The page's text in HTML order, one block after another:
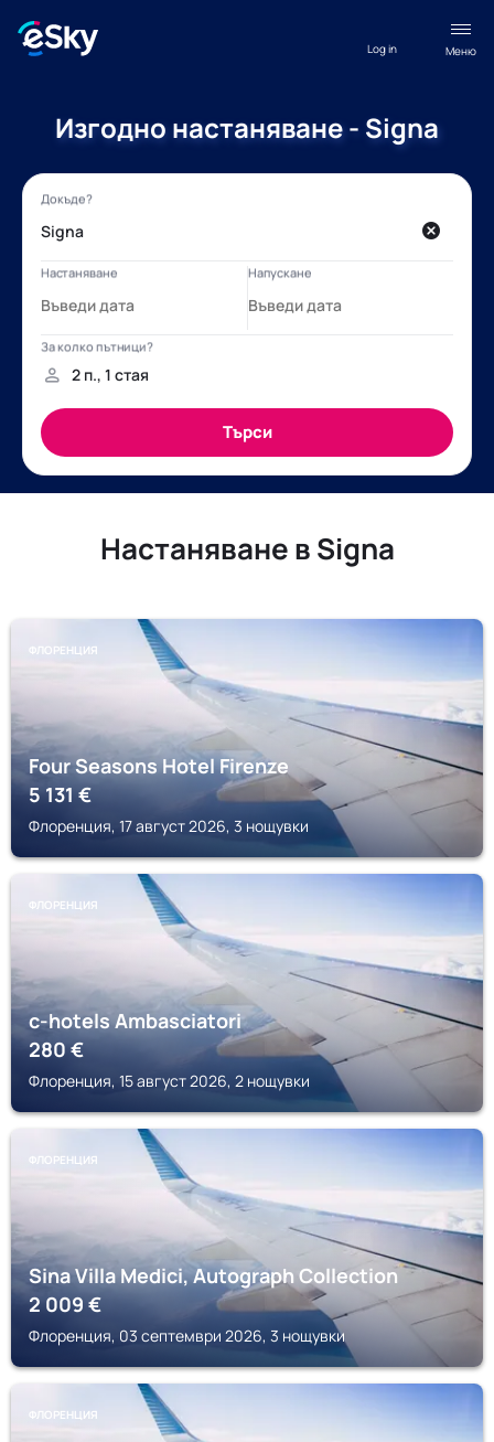
Меню
Log in
Изгодно настаняване - Signa
Настаняване в Signa
ФЛОРЕНЦИЯ
Four Seasons Hotel Firenze
5 131€
Флоренция, 17 август 2026, 3 нощувки
ФЛОРЕНЦИЯ
c-hotels Ambasciatori
280€
Флоренция, 15 август 2026, 2 нощувки
ФЛОРЕНЦИЯ
Sina Villa Medici, Autograph Collection
2 009€
Флоренция, 03 септември 2026, 3 нощувки
ФЛОРЕНЦИЯ